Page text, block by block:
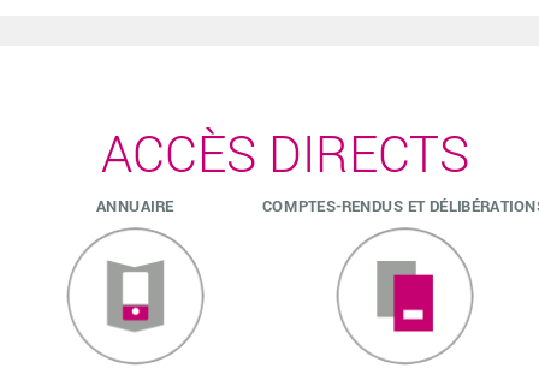
ACCÈS DIRECTS
ANNUAIRE COMPTES-RENDUS ET